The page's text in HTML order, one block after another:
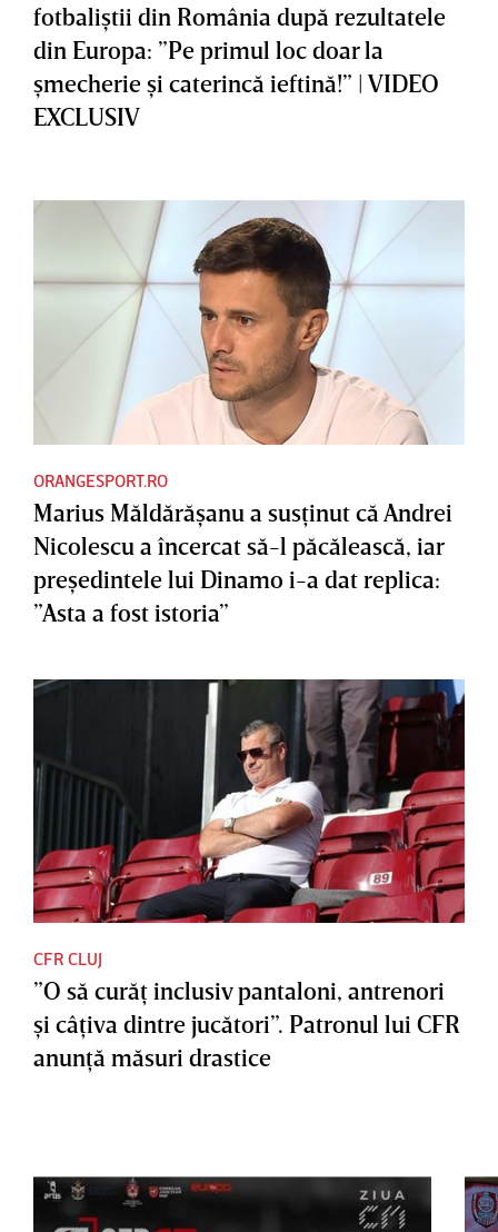
fotbaliştii din România după rezultatele
din Europa: ”Pe primul loc doar la
şmecherie şi caterincă ieftină!” | VIDEO
EXCLUSIV
ORANGESPORT.RO
Marius Măldărăşanu a susţinut că Andrei
Nicolescu a încercat să-l păcălească, iar
preşedintele lui Dinamo i-a dat replica:
”Asta a fost istoria”
CFR CLUJ
”O să curăţ inclusiv pantaloni, antrenori
şi câţiva dintre jucători”. Patronul lui CFR
anunţă măsuri drastice